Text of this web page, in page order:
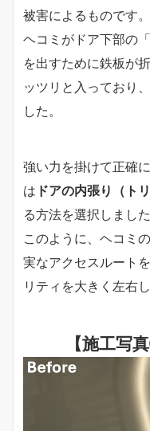
被害によるものです。
ヘコミがドア下部の
を出すために鉄板が
ッツリと入っており
した。
強い力を掛けて正確
は ドアの内張り（ト
る方法を選択しました
このように、ヘコミ
実なアクセスルート
リティを大きく左右し
【施工写